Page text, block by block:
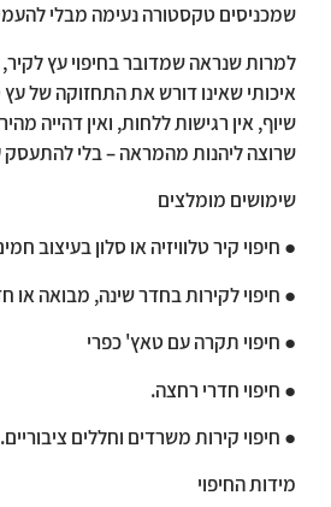
שמכניסים טקסטורה נעימה מבלי
למרות שנראה שמדובר בחיפוי עץ לקיר,
איכותי שאינו דורש את התחזוקה של עץ
שיוף, אין רגישות ללחות, ואין דהייה
שרוצה ליהנות מהמראה – בלי
שימושים מומלצים
● חיפוי קיר טלוויזיה או סלון בעיצוב
● חיפוי לקירות בחדר שינה, מבואה או
● חיפוי תקרה עם טאץ' כפרי
● חיפוי חדרי רחצה.
● חיפוי קירות משרדים וחללים ציבוריים.
מידות החיפוי